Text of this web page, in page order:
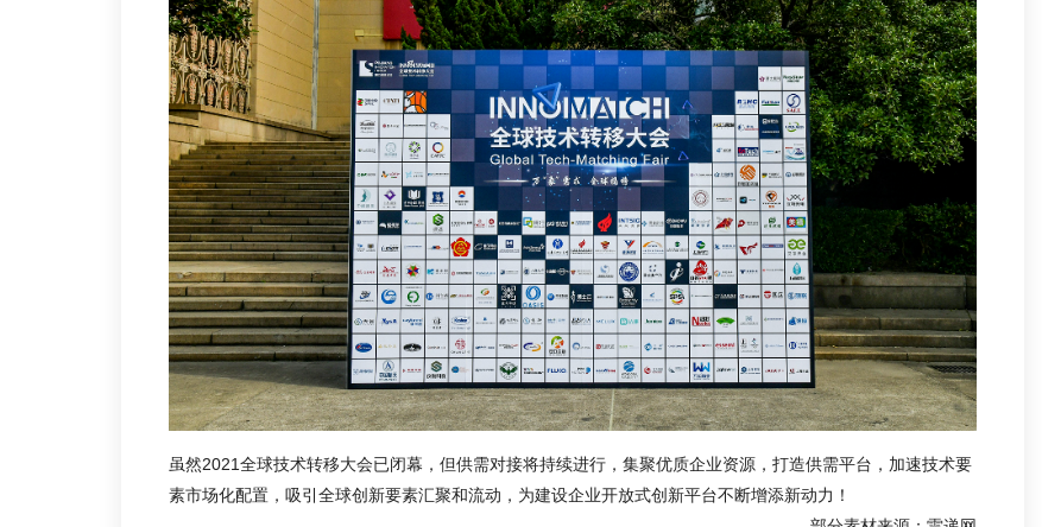
虽然2021全球技术转移大会已闭幕，但供需对接将持续进行，集聚优质企业资源，打造供需平台，加速技术要
素市场化配置，吸引全球创新要素汇聚和流动，为建设企业开放式创新平台不断增添新动力！